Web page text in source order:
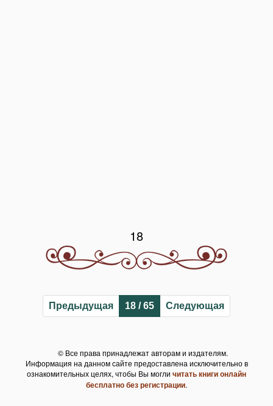
18
Предыдущая 18 / 65 Следующая
© Все права принадлежат авторам и издателям.
Информация на данном сайте предоставлена исключительно в
ознакомительных целях, чтобы Вы могли читать книги онлайн
бесплатно без регистрации.